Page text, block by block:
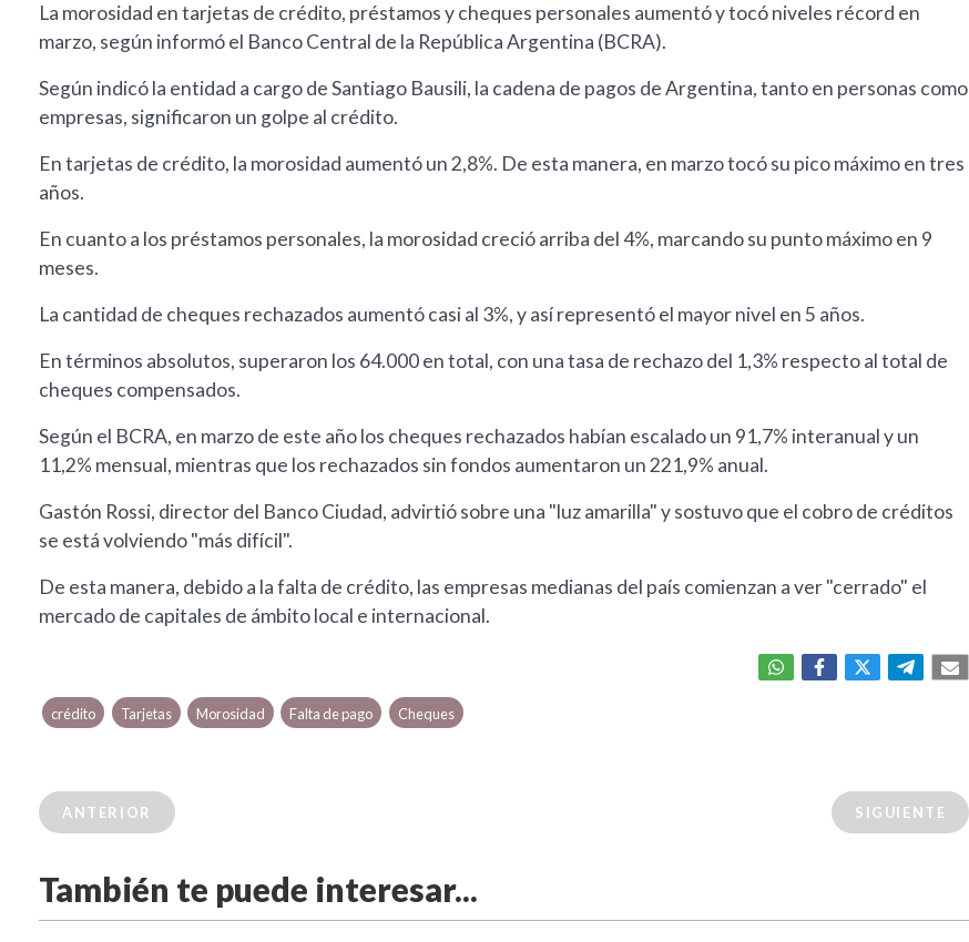
La morosidad en tarjetas de crédito, préstamos y cheques personales aumentó y tocó niveles récord en
marzo, según informó el Banco Central de la República Argentina (BCRA).
Según indicó la entidad a cargo de Santiago Bausili, la cadena de pagos de Argentina, tanto en personas como
empresas, significaron un golpe al crédito.
En tarjetas de crédito, la morosidad aumentó un 2,8%. De esta manera, en marzo tocó su pico máximo en tres
años.
En cuanto a los préstamos personales, la morosidad creció arriba del 4%, marcando su punto máximo en 9
meses.
La cantidad de cheques rechazados aumentó casi al 3%, y así representó el mayor nivel en 5 años.
En términos absolutos, superaron los 64.000 en total, con una tasa de rechazo del 1,3% respecto al total de
cheques compensados.
Según el BCRA, en marzo de este año los cheques rechazados habían escalado un 91,7% interanual y un
11,2% mensual, mientras que los rechazados sin fondos aumentaron un 221,9% anual.
Gastón Rossi, director del Banco Ciudad, advirtió sobre una "luz amarilla" y sostuvo que el cobro de créditos
se está volviendo "más difícil".
De esta manera, debido a la falta de crédito, las empresas medianas del país comienzan a ver "cerrado" el
mercado de capitales de ámbito local e internacional.
crédito Tarjetas Morosidad Falta de pago Cheques
ANTERIOR SIGUIENTE
También te puede interesar...